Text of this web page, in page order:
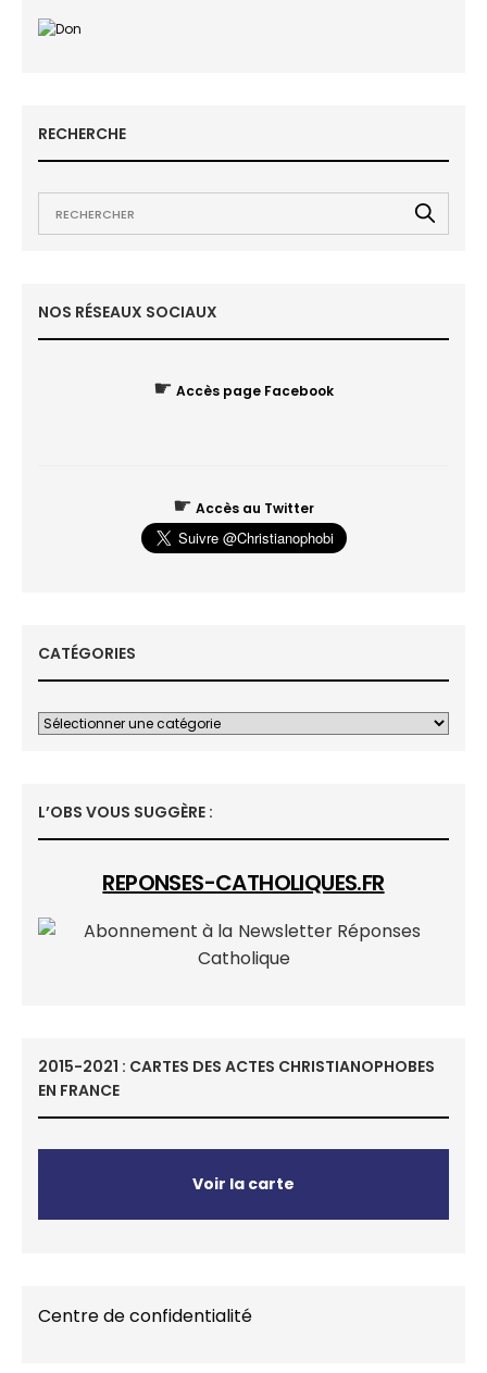
RECHERCHE
NOS RÉSEAUX SOCIAUX
☛ Accès page Facebook
☛ Accès au Twitter
CATÉGORIES
L’OBS VOUS SUGGÈRE :
REPONSES-CATHOLIQUES.FR
2015-2021 : CARTES DES ACTES CHRISTIANOPHOBES
EN FRANCE
Voir la carte
Centre de confidentialité